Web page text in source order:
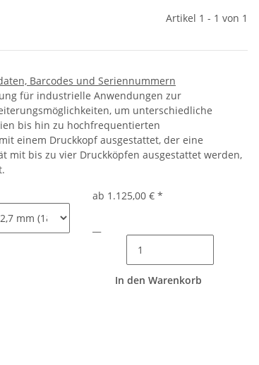
Artikel 1 - 1 von 1
Barcodes und Seriennummern
für industrielle Anwendungen zur
um unterschiedliche
bis hin zu hochfrequentierten
einem Druckkopf ausgestattet, der eine
mit bis zu vier Druckköpfen ausgestattet werden,
ab 1.125,00 € *
In den Warenkorb